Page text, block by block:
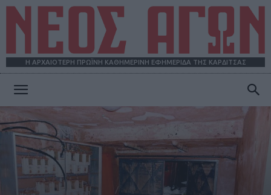
Η ΑΡΧΑΙΟΤΕΡΗ ΠΡΩΪΝΗ ΚΑΘΗΜΕΡΙΝΗ ΕΦΗΜΕΡΙΔΑ ΤΗΣ ΚΑΡΔΙΤΣΑΣ
ΑΓΩΝ